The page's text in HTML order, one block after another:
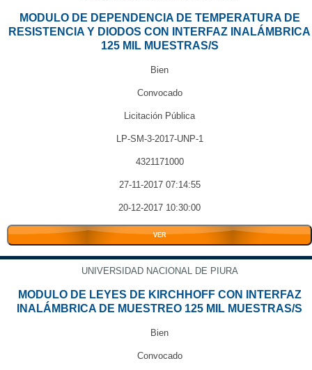
MODULO DE DEPENDENCIA DE TEMPERATURA DE
RESISTENCIA Y DIODOS CON INTERFAZ INALÁMBRICA
125 MIL MUESTRAS/S
Bien
Convocado
Licitación Pública
LP-SM-3-2017-UNP-1
4321171000
27-11-2017 07:14:55
20-12-2017 10:30:00
VER
UNIVERSIDAD NACIONAL DE PIURA
MODULO DE LEYES DE KIRCHHOFF CON INTERFAZ
INALÁMBRICA DE MUESTREO 125 MIL MUESTRAS/S
Bien
Convocado